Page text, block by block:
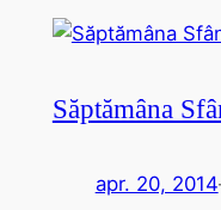
Săptămâna
apr. 20, 2014